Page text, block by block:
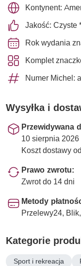
Kontynent:
Jakość: Czyste
Rok wydania
Komplet
Numer Michel:
Wysyłka i
Przewidywana
10 sierpnia 2026
Koszt dostawy
Prawo zwrotu:
Zwrot do 14 dni
Metody
Przelewy24,
Kategorie
Sport i rekreacja